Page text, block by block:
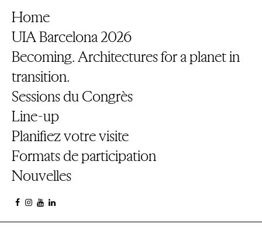
Home
UIA Barcelona 2026
Becoming. Architectures for a planet in
transition.
Sessions du Congrès
Line-up
Planifiez votre visite
Formats de participation
Nouvelles